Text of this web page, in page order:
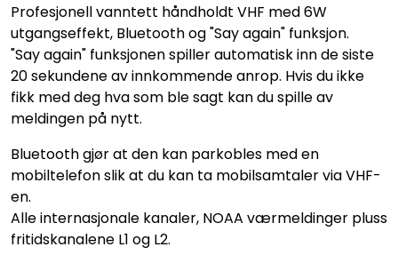
Profesjonell vanntett håndholdt VHF med 6W
utgangseffekt, Bluetooth og "Say again" funksjon.
"Say again" funksjonen spiller automatisk inn de siste
20 sekundene av innkommende anrop. Hvis du ikke
fikk med deg hva som ble sagt kan du spille av
meldingen på nytt.
Bluetooth gjør at den kan parkobles med en
mobiltelefon slik at du kan ta mobilsamtaler via VHF-
en.
Alle internasjonale kanaler, NOAA værmeldinger pluss
fritidskanalene L1 og L2.